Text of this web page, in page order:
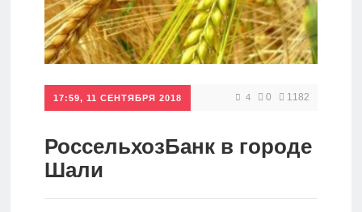
Кредитные
карты
Кредиты
Ипотеки
17:59, 11 СЕНТЯБРЯ 2018 4 0 1182
РоссельхозБанк в городе
Шали